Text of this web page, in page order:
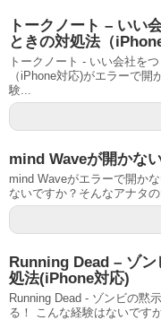
トークノート – いい
ときの対処法（
トークノート - いい会社を
（iPhone対応)がエラーで
験...
mind Waveが開かな
mind Waveがエラーで開か
ないですか？そんなアナタ
Running Dead – ゾ
処法(iPhone対応)
Running Dead - ゾンビの黙
る！ こんな経験はないです